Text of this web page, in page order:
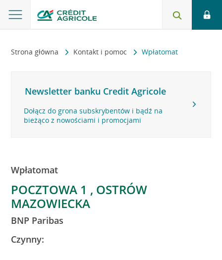
Strona główna Kontakt i pomoc Wpłatomat
Newsletter banku Credit Agricole
Dołącz do grona subskrybentów i bądź na
bieżąco z nowościami i promocjami
Wpłatomat
POCZTOWA 1 , OSTRÓW
MAZOWIECKA
BNP Paribas
Czynny: